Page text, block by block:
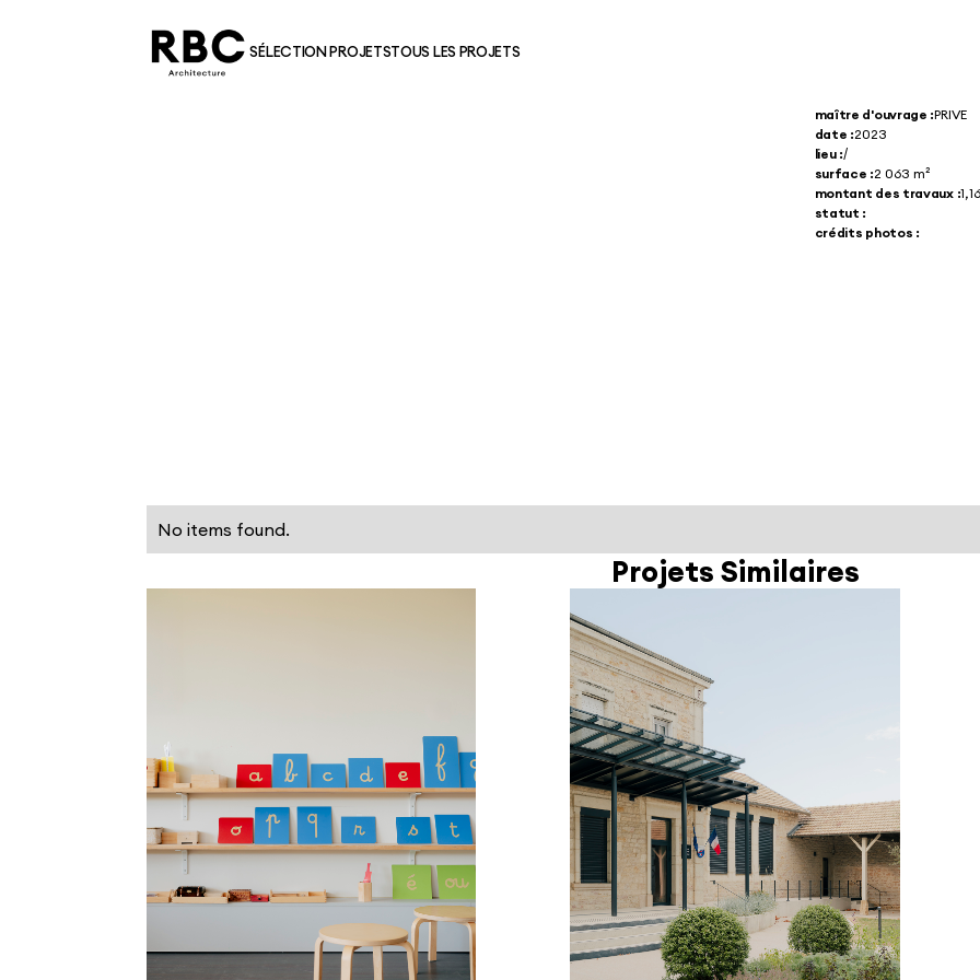
SÉLECTION PROJETSTOUS LES PROJETS
maître d'ouvrage :PRIVE
date :2023
lieu :/
surface :2 063 m²
montant des travaux :
statut :
crédits photos :
No items found.
Projets Similaires